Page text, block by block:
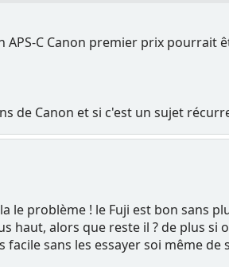
APS-C Canon premier prix
de Canon et si c'est un sujet
le problème ! le Fuji est bon sans
haut, alors que reste il ? de plus
sans les essayer soi même